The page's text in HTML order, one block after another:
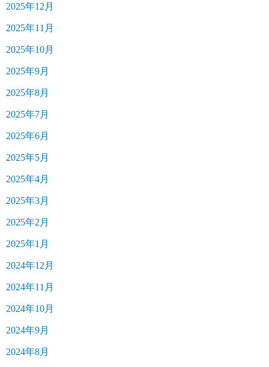
2025年12月
2025年11月
2025年10月
2025年9月
2025年8月
2025年7月
2025年6月
2025年5月
2025年4月
2025年3月
2025年2月
2025年1月
2024年12月
2024年11月
2024年10月
2024年9月
2024年8月